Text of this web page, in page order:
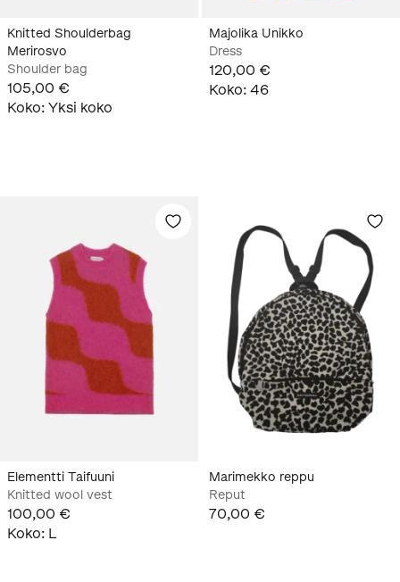
Knitted Shoulderbag
Merirosvo
Shoulder bag
105,00 €
Koko: Yksi koko
Majolika Unikko
Dress
120,00 €
Koko: 46
Elementti Taifuuni
Knitted wool vest
100,00 €
Koko: L
Marimekko reppu
Reput
70,00 €